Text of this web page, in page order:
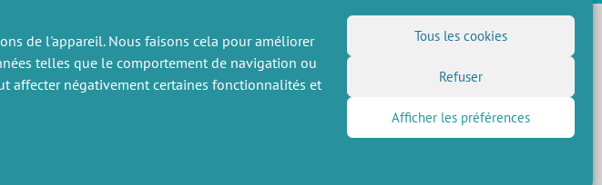
de l'appareil. Nous faisons cela pour améliorer
telles que le comportement de navigation ou
affecter négativement certaines fonctionnalités et
Tous les cookies
Refuser
Afficher les préférences
DIVERS NOUS SUIVRE
Flux RSS
Réseaux sociaux